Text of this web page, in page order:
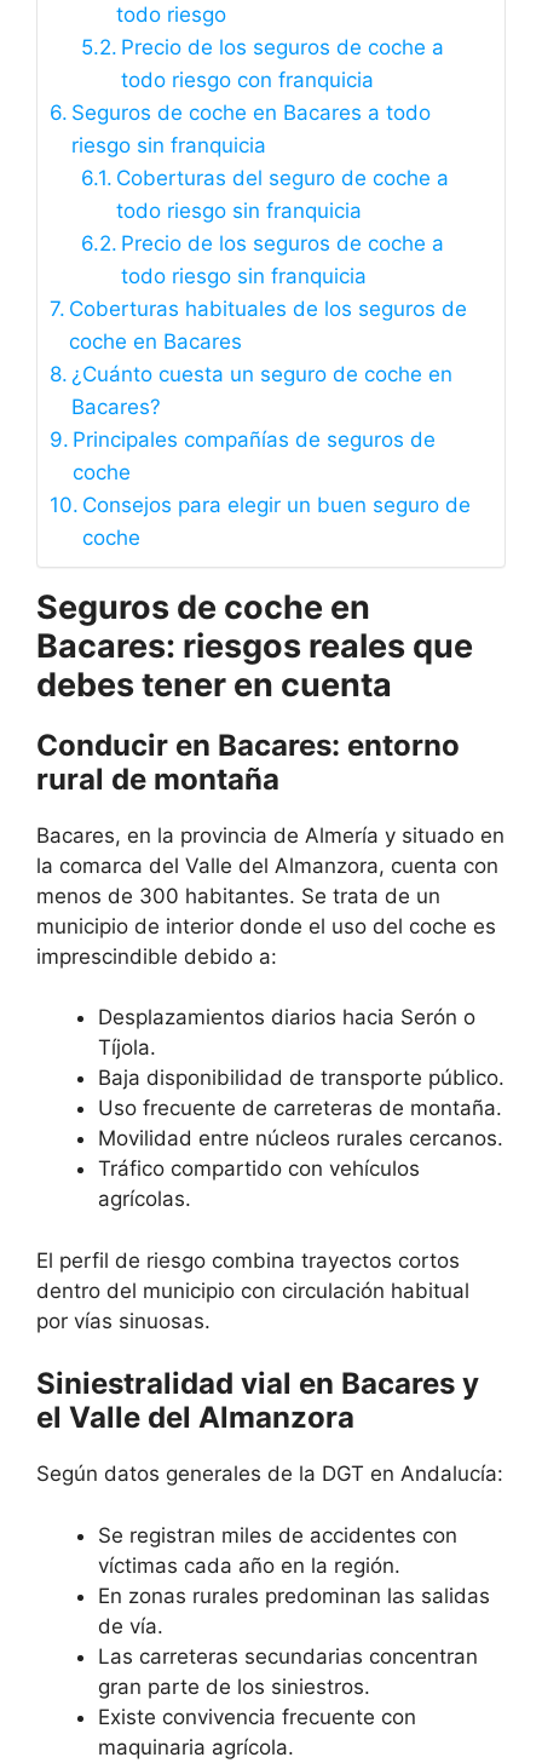
todo riesgo
Precio de los seguros de coche a
todo riesgo con franquicia
Seguros de coche en Bacares a todo
riesgo sin franquicia
Coberturas del seguro de coche a
todo riesgo sin franquicia
Precio de los seguros de coche a
todo riesgo sin franquicia
Coberturas habituales de los seguros de
coche en Bacares
¿Cuánto cuesta un seguro de coche en
Bacares?
Principales compañías de seguros de
coche
Consejos para elegir un buen seguro de
coche
Seguros de coche en
Bacares: riesgos reales que
debes tener en cuenta
Conducir en Bacares: entorno
rural de montaña
Bacares, en la provincia de Almería y situado en
la comarca del Valle del Almanzora, cuenta con
menos de 300 habitantes. Se trata de un
municipio de interior donde el uso del coche es
imprescindible debido a:
Desplazamientos diarios hacia Serón o
Tíjola.
Baja disponibilidad de transporte público.
Uso frecuente de carreteras de montaña.
Movilidad entre núcleos rurales cercanos.
Tráfico compartido con vehículos
agrícolas.
El perfil de riesgo combina trayectos cortos
dentro del municipio con circulación habitual
por vías sinuosas.
Siniestralidad vial en Bacares y
el Valle del Almanzora
Según datos generales de la DGT en Andalucía:
Se registran miles de accidentes con
víctimas cada año en la región.
En zonas rurales predominan las salidas
de vía.
Las carreteras secundarias concentran
gran parte de los siniestros.
Existe convivencia frecuente con
maquinaria agrícola.